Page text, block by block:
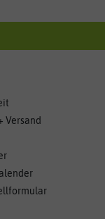
Versand